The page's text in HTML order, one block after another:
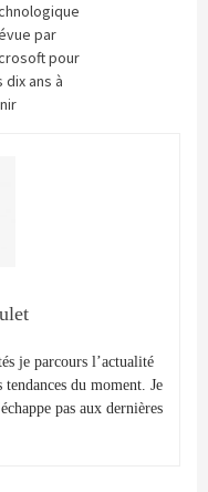
par
pour
dix ans à
je parcours l’actualité
du moment. Je
pas aux dernières